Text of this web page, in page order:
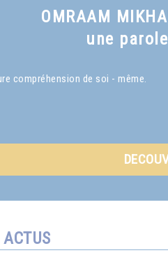
OMRAAM
une
compréhension de soi - même.
ACTUS